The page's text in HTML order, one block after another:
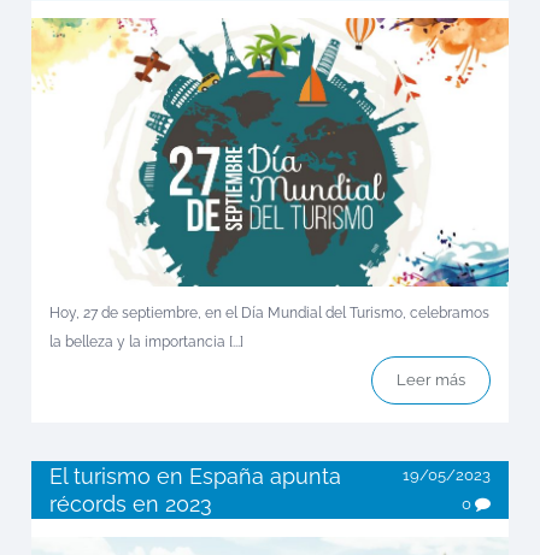
Hoy, 27 de septiembre, en el Día Mundial del Turismo, celebramos
la belleza y la importancia [...]
Leer más
El turismo en España apunta
récords en 2023
19/05/2023
0